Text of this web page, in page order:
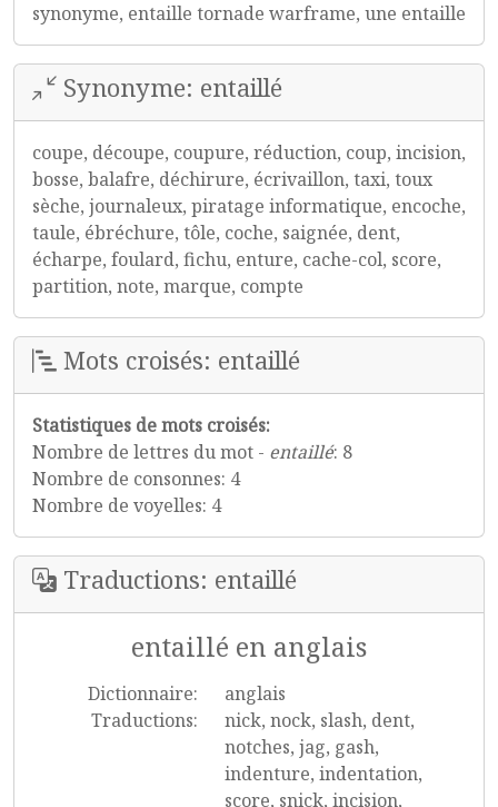
synonyme, entaille tornade warframe, une entaille
Synonyme: entaillé
coupe, découpe, coupure, réduction, coup, incision,
bosse, balafre, déchirure, écrivaillon, taxi, toux
sèche, journaleux, piratage informatique, encoche,
taule, ébréchure, tôle, coche, saignée, dent,
écharpe, foulard, fichu, enture, cache-col, score,
partition, note, marque, compte
Mots croisés: entaillé
Statistiques de mots croisés:
Nombre de lettres du mot - entaillé: 8
Nombre de consonnes: 4
Nombre de voyelles: 4
Traductions: entaillé
entaillé en anglais
Dictionnaire:
anglais
Traductions:
nick, nock, slash, dent,
notches, jag, gash,
indenture, indentation,
score, snick, incision,